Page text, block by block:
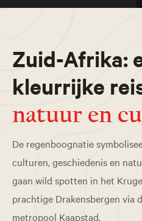
Zuid-Afrika:
kleurrijke
natuur en
De regenboognatie
culturen, geschiedenis en
gaan wild spotten in het
prachtige Drakensbergen via
metropool Kaapstad.